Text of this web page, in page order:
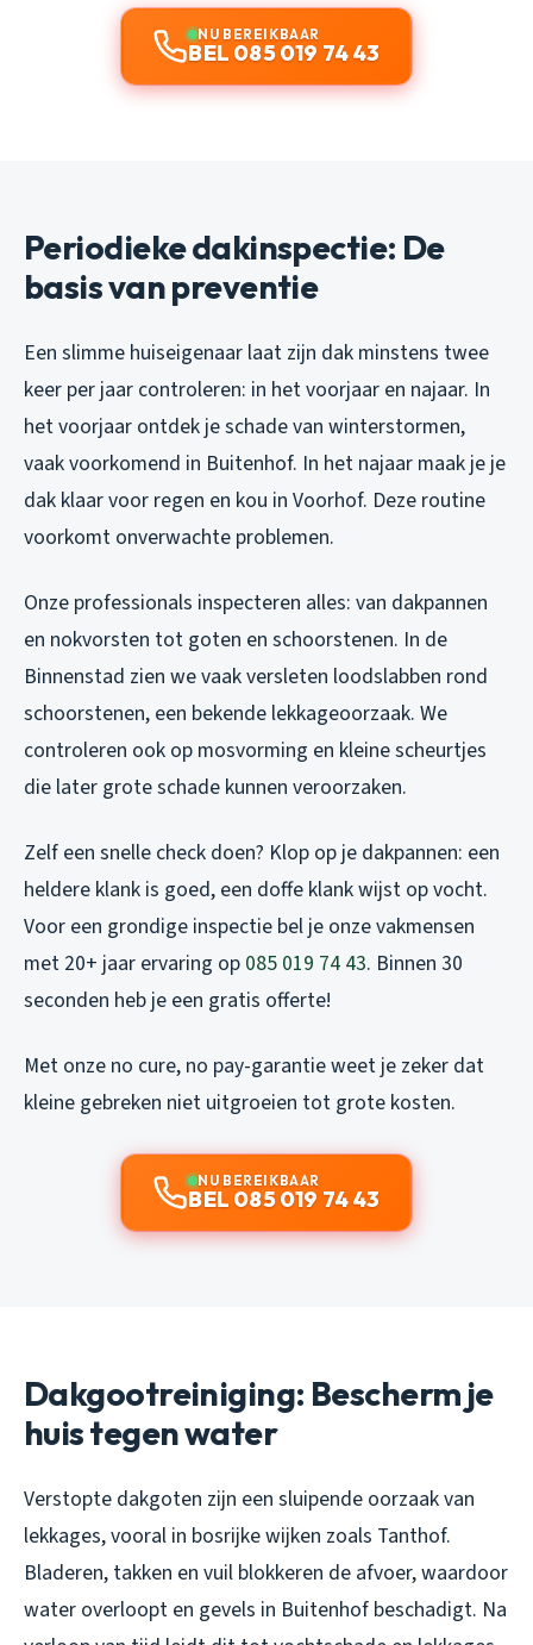
NU BEREIKBAAR
BEL 085 019 74 43
Periodieke dakinspectie: De
basis van preventie
Een slimme huiseigenaar laat zijn dak minstens twee
keer per jaar controleren: in het voorjaar en najaar. In
het voorjaar ontdek je schade van winterstormen,
vaak voorkomend in Buitenhof. In het najaar maak je je
dak klaar voor regen en kou in Voorhof. Deze routine
voorkomt onverwachte problemen.
Onze professionals inspecteren alles: van dakpannen
en nokvorsten tot goten en schoorstenen. In de
Binnenstad zien we vaak versleten loodslabben rond
schoorstenen, een bekende lekkageoorzaak. We
controleren ook op mosvorming en kleine scheurtjes
die later grote schade kunnen veroorzaken.
Zelf een snelle check doen? Klop op je dakpannen: een
heldere klank is goed, een doffe klank wijst op vocht.
Voor een grondige inspectie bel je onze vakmensen
met 20+ jaar ervaring op 085 019 74 43. Binnen 30
seconden heb je een gratis offerte!
Met onze no cure, no pay-garantie weet je zeker dat
kleine gebreken niet uitgroeien tot grote kosten.
NU BEREIKBAAR
BEL 085 019 74 43
Dakgootreiniging: Bescherm je
huis tegen water
Verstopte dakgoten zijn een sluipende oorzaak van
lekkages, vooral in bosrijke wijken zoals Tanthof.
Bladeren, takken en vuil blokkeren de afvoer, waardoor
water overloopt en gevels in Buitenhof beschadigt. Na